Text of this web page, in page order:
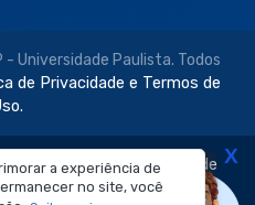
a experiência de
no site, você
Universidade Paulista. Todos
de Privacidade e Termos de
neste site são de
Sistema de Ensino Objetivo e
X